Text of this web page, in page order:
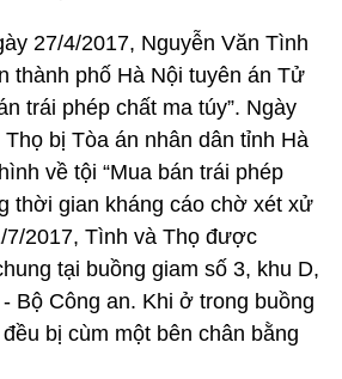
27/4/2017, Nguyễn Văn Tình
thành phố Hà Nội tuyên án Tử
trái phép chất ma túy”. Ngày
bị Tòa án nhân dân tỉnh Hà
về tội “Mua bán trái phép
thời gian kháng cáo chờ xét xử
7/2017, Tình và Thọ được
tại buồng giam số 3, khu D,
Bộ Công an. Khi ở trong buồng
bị cùm một bên chân bằng